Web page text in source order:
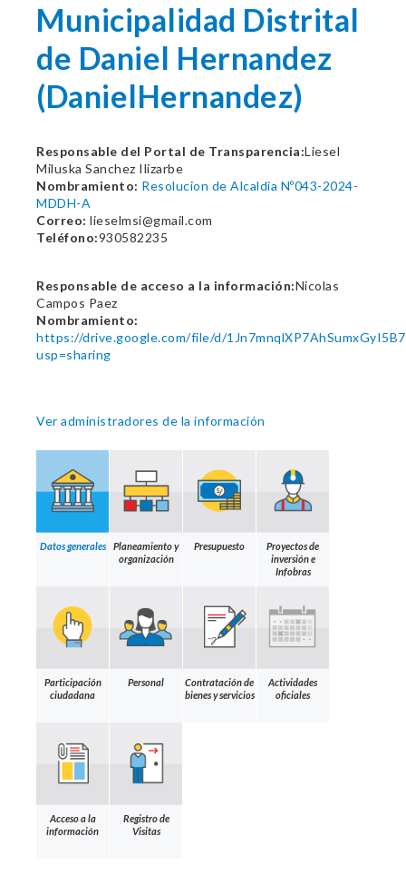
Municipalidad Distrital
de Daniel Hernandez
(DanielHernandez)
Responsable del Portal de Transparencia:Liesel
Miluska Sanchez Ilizarbe
Nombramiento: Resolucion de Alcaldia Nº043-2024-
MDDH-A
Correo: lieselmsi@gmail.com
Teléfono:930582235
Responsable de acceso a la información:Nicolas
Campos Paez
Nombramiento:
https://drive.google.com/file/d/
usp=sharing
Ver administradores de la información
Datos generales
Planeamiento y
organización
Presupuesto
Proyectos de
inversión e
Infobras
Participación
ciudadana
Personal
Contratación de
bienes y servicios
Actividades
oficiales
Acceso a la
información
Registro de
Visitas